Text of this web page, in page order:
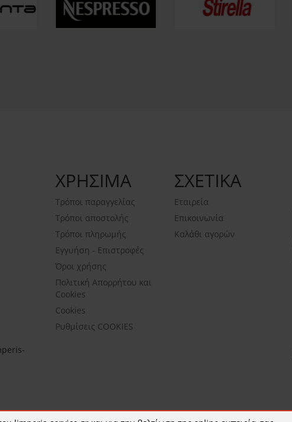
ΧΡΗΣΙΜΑ
Τρόποι παραγγελίας
Τρόποι αποστολής
Τρόποι πληρωμής
Εγγυήση - Επιστροφές
Όροι χρήσης
Πολιτική Απορρήτου και
Cookies
Cookies
Ρυθμίσεις COOKIES
ΣΧΕΤΙΚΑ
Εταιρεία
Επικοινωνία
Καλάθι αγορών